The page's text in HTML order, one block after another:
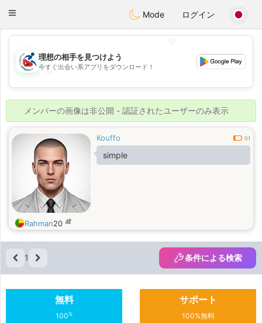
Handi Space
Toggle
Mode ログイン
💖
💕
💕
理想の相手を見つけよう
今すぐ出会い系アプリをダウンロード！
メンバーの画像は非公開 - 認証されたユーザーのみ表示
Kouffo 0.1
simple
Rahman20 歳
1 条件による検索
無料
100%
サポート
100%無料